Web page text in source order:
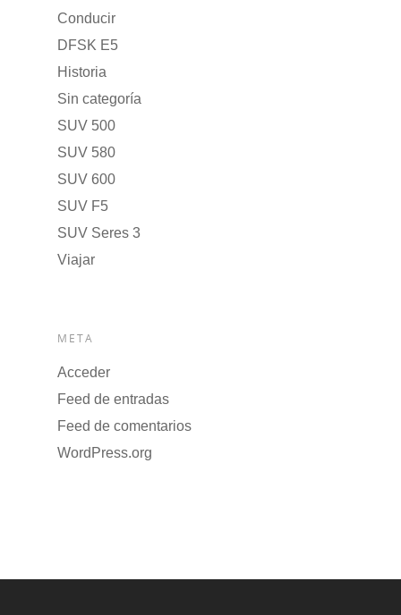
Conducir
DFSK E5
Historia
Sin categoría
SUV 500
SUV 580
SUV 600
SUV F5
SUV Seres 3
Viajar
META
Acceder
Feed de entradas
Feed de comentarios
WordPress.org